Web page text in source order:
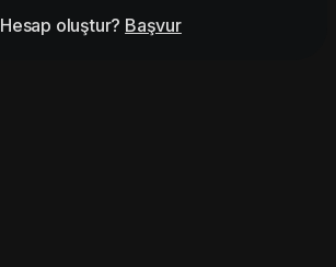
Hesap oluştur? Başvur